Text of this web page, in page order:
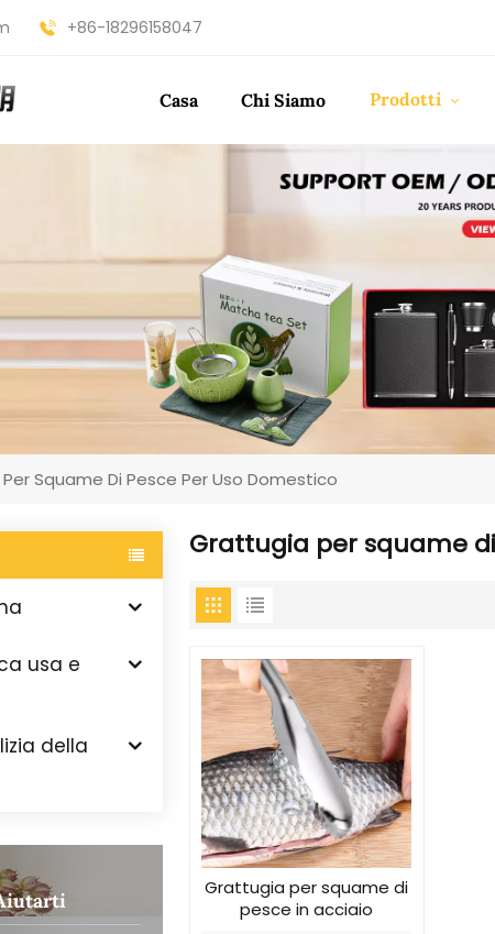
+86-18296158047
Casa Chi Siamo Prodotti
Squame Di Pesce Per Uso Domestico
usa e
della
Grattugia per squame
Grattugia per squame di
pesce in acciaio